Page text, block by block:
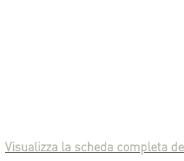
Visualizza la scheda completa